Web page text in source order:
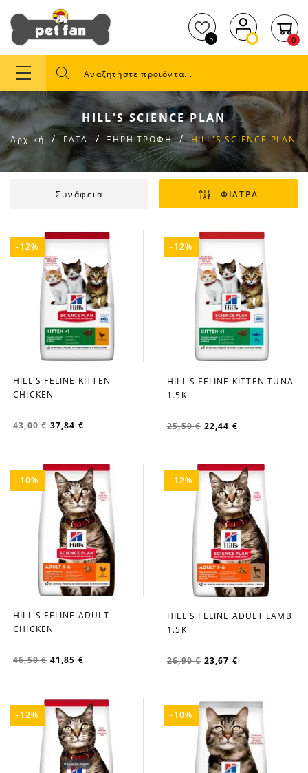
5 0
HILL'S SCIENCE PLAN
Αρχική ΓΑΤΑ ΞΗΡΗ ΤΡΟΦΗ HILL'S SCIENCE PLAN
Συνάφεια ΦΙΛΤΡΑ
favorite_border
HILL'S FELINE KITTEN
CHICKEN
43,00 € 37,84 €
-12%
favorite_border
HILL'S FELINE KITTEN TUNA
1.5K
25,50 € 22,44 €
-12%
favorite_border
HILL'S FELINE ADULT
CHICKEN
46,50 € 41,85 €
-10%
favorite_border
HILL'S FELINE ADULT LAMB
1.5K
26,90 € 23,67 €
-12%
-12% -10%